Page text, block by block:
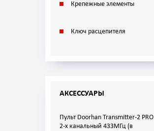
Крепежные элементы
Ключ расцепителя
АКСЕССУАРЫ
Пульт Doorhan Transmitter-2 PRO
2-х канальный 433МГц (в